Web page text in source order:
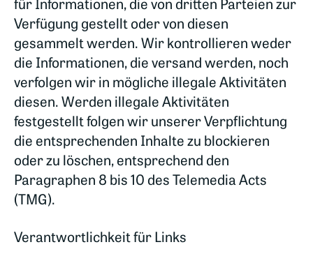
Verfügung gestellt oder von diesen
gesammelt werden. Wir kontrollieren weder
die Informationen, die versand werden, noch
verfolgen wir in mögliche illegale Aktivitäten
diesen. Werden illegale Aktivitäten
festgestellt folgen wir unserer Verpflichtung
die entsprechenden Inhalte zu blockieren
oder zu löschen, entsprechend den
Paragraphen 8 bis 10 des Telemedia Acts
(TMG).
Verantwortlichkeit für Links